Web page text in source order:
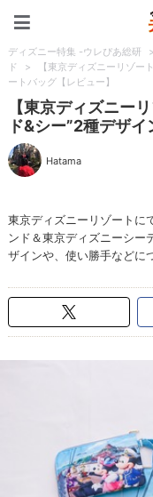
ディズニー特集 -ウレぴあ総研 >
ド
>
【東京ディズニーリゾー
ートバッグ【レビュー】
【東京ディズニー
ド&シー”2種デザ
Hatama
東京ディズニーリゾートに
ンド＆東京ディズニーシー
ザインや、使い勝手などに